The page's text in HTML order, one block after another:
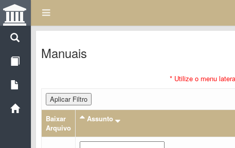
Manuais
* Utilize o menu
Aplicar Filtro
Baixar
Arquivo
Assunto